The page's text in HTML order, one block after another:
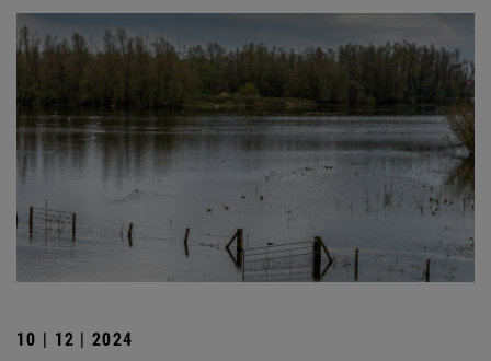
10 | 12 | 2024